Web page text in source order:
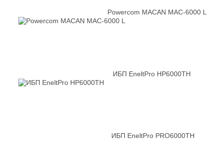
Powercom MACAN MAC-6000 L
ИБП EneltPro HP6000TH
ИБП EneltPro PRO6000TH